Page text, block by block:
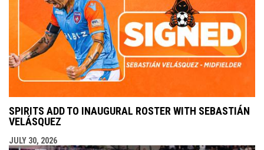
SPIRITS ADD TO INAUGURAL ROSTER WITH SEBASTIÁN
VELÁSQUEZ
JULY 30, 2026